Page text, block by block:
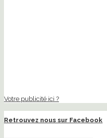
Votre publicité ici ?
Retrouvez nous sur Facebook